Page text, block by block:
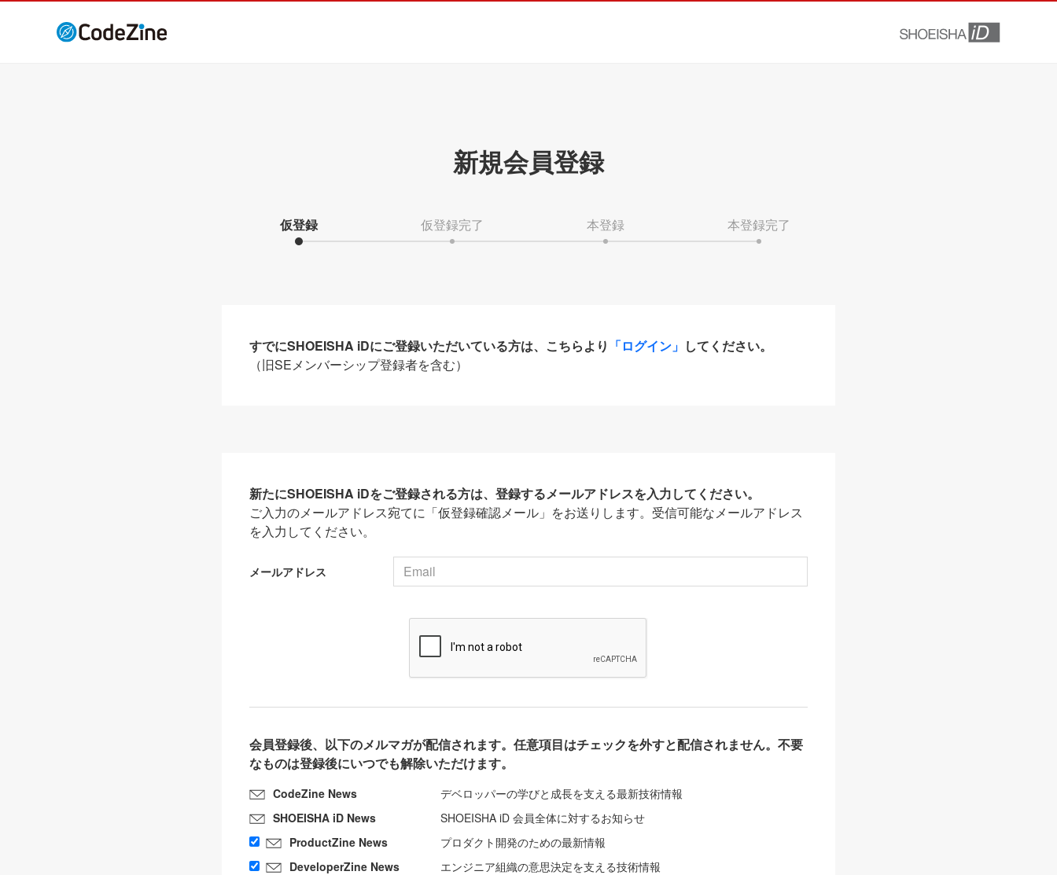
新規会員登録
仮登録 仮登録完了 本登録 本登録完了
すでにSHOEISHA iDにご登録いただいている方は、こちらより 「ログイン」 してください。
（旧SEメンバーシップ登録者を含む）
新たにSHOEISHA iDをご登録される方は、登録するメールアドレスを入力してください。
ご入力のメールアドレス宛てに「仮登録確認メール」をお送りします。受信可能なメールアドレス
を入力してください。
メールアドレス
会員登録後、以下のメルマガが配信されます。任意項目はチェックを外すと配信されません。不要
なものは登録後にいつでも解除いただけます。
CodeZine News
デベロッパーの学びと成長を支える最新技術情報
SHOEISHA iD News
SHOEISHA iD 会員全体に対するお知らせ
ProductZine News
プロダクト開発のための最新情報
DeveloperZine News
エンジニア組織の意思決定を支える技術情報